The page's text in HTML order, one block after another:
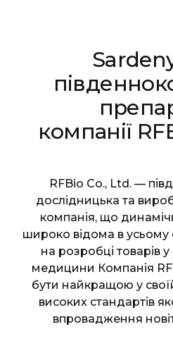
компанії
RFBio Co., Ltd. —
дослідницька та
компанія, що
широко відома в усьому
на розробці товарів
медицини Компанія
бути найкращою у
високих стандартів
впровадження